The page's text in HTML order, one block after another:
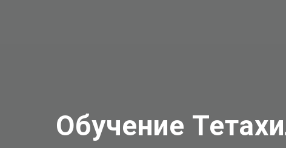
Обучение